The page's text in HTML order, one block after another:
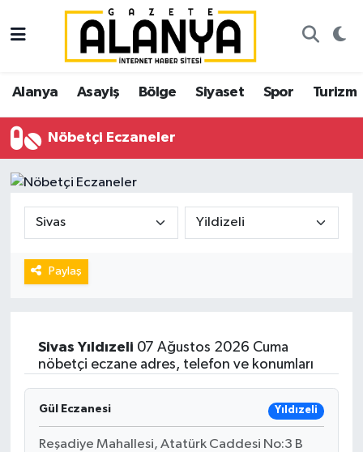
Alanya Asayiş Bölge Siyaset Spor Turizm
Nöbetçi Eczaneler
Paylaş
Sivas Yıldızeli 07 Ağustos 2026 Cuma
nöbetçi eczane adres, telefon ve konumları
Gül Eczanesi Yıldızeli
Reşadiye Mahallesi, Atatürk Caddesi No:3 B
Alanya
Asayiş
Bölge
Siyaset
Spor
Turizm
Gazipaşa
İstanbul Nöbetçi Eczaneler
İstanbul Hava Durumu
İstanbul Trafik Yoğunluk Haritası
Süper Lig Puan Durumu ve Fikstür
Tüm Manşetler
Son Dakika Haberleri